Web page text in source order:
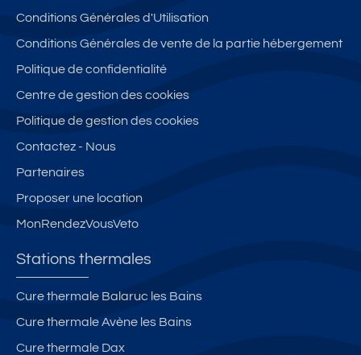
Conditions Générales d'Utilisation
Conditions Générales de vente de la partie hébergement
Politique de confidentialité
Centre de gestion des cookies
Politique de gestion des cookies
Contactez - Nous
Partenaires
Proposer une location
MonRendezVousVeto
Stations thermales
Cure thermale Balaruc les Bains
Cure thermale Avène les Bains
Cure thermale Dax